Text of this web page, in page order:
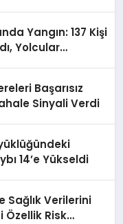
Yangın: 137 Kişi
Yolcular
Başarısız
Sinyali Verdi
14’e Yükseldi
Sağlık Verilerini
Özellik Risk